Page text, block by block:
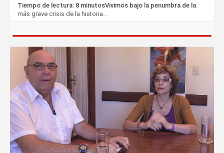
Tiempo de lectura: 8 minutosVivimos bajo la penumbra de la
más grave crisis de la historia…